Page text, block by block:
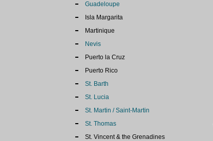
Guadeloupe
Isla Margarita
Martinique
Nevis
Puerto la Cruz
Puerto Rico
St. Barth
St. Lucia
St. Martin / Saint-Martin
St. Thomas
St. Vincent & the Grenadines